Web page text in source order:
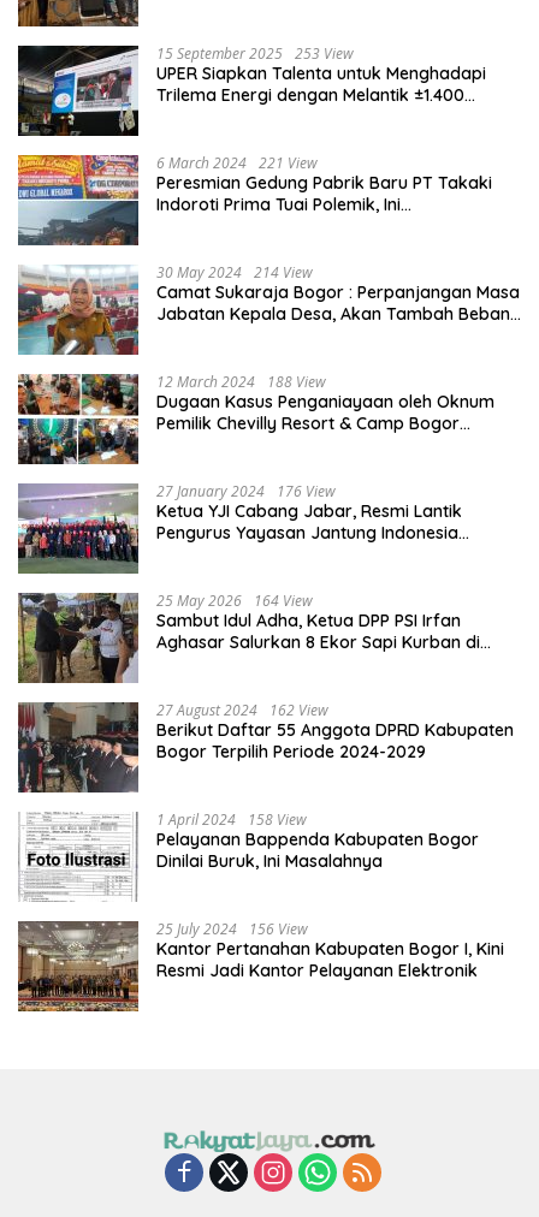
15 September 2025 253 View
UPER Siapkan Talenta untuk Menghadapi
Trilema Energi dengan Melantik ±1.400
6 March 2024 221 View
Peresmian Gedung Pabrik Baru PT Takaki
Indoroti Prima Tuai Polemik, Ini
30 May 2024 214 View
Camat Sukaraja Bogor : Perpanjangan Masa
Jabatan Kepala Desa, Akan Tambah Beban
12 March 2024 188 View
Dugaan Kasus Penganiayaan oleh Oknum
Pemilik Chevilly Resort & Camp Bogor
27 January 2024 176 View
Ketua YJI Cabang Jabar, Resmi Lantik
Pengurus Yayasan Jantung Indonesia
25 May 2026 164 View
Sambut Idul Adha, Ketua DPP PSI Irfan
Aghasar Salurkan 8 Ekor Sapi Kurban di
27 August 2024 162 View
Berikut Daftar 55 Anggota DPRD Kabupaten
Bogor Terpilih Periode 2024-2029
1 April 2024 158 View
Pelayanan Bappenda Kabupaten Bogor
Dinilai Buruk, Ini Masalahnya
25 July 2024 156 View
Kantor Pertanahan Kabupaten Bogor I, Kini
Resmi Jadi Kantor Pelayanan Elektronik